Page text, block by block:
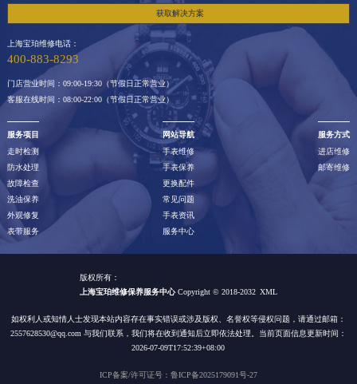
获取解决方案
上海宝珀维修电话：
400-883-8293
门店营业时间：09:00-19:30（节假日正常营业）
客服在线时间：08:00-22:00（节假日正常营业）
服务项目
走时检测
防水处理
故障检查
洗油保养
外观修复
表带服务
网站导航
手表维修
手表保养
更换配件
常见问题
手表资讯
服务中心
服务方式
进店维修
邮寄维修
版权所有：
上海宝珀维修保养服务中心Copyright © 2018-2032 XML
如权利人或知情人士发现本站内容存在事实错误或涉及版权、名誉权等侵权问题，请通过邮箱：
2557628530@qq.com 与我们联系，我们将在收到通知后立即依法处理。当前页面信息更新时间：
2026-07-09T17:52:39+08:00
ICP备案/许可证号：鲁ICP备2025179091号-27